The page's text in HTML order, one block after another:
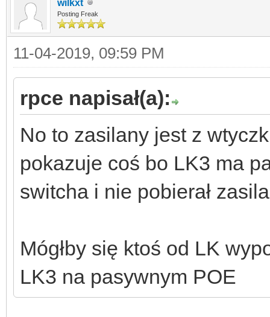
wilkxt
Posting Freak
11-04-2019, 09:59 PM
rpce napisał(a):
No to zasilany jest z
pokazuje coś bo LK3 ma
switcha i nie pobierał
Mógłby się ktoś od LK
LK3 na pasywnym POE